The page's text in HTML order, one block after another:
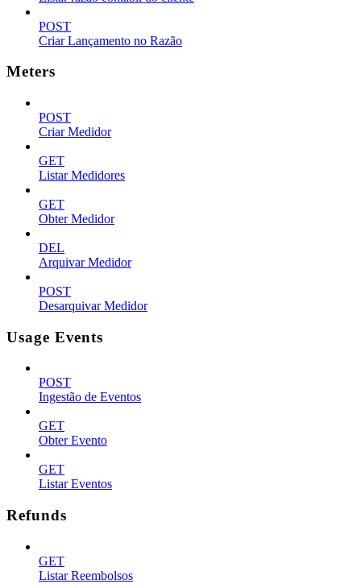
POST
Criar Lançamento no Razão
Meters
POST
Criar Medidor
GET
Listar Medidores
GET
Obter Medidor
DEL
Arquivar Medidor
POST
Desarquivar Medidor
Usage Events
POST
Ingestão de Eventos
GET
Obter Evento
GET
Listar Eventos
Refunds
GET
Listar Reembolsos